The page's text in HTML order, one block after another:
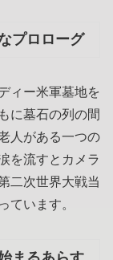
プロローグ
ィー米軍墓地を
に墓石の列の間
人がある一つの
を流すとカメラ
二次世界大戦当
ています。